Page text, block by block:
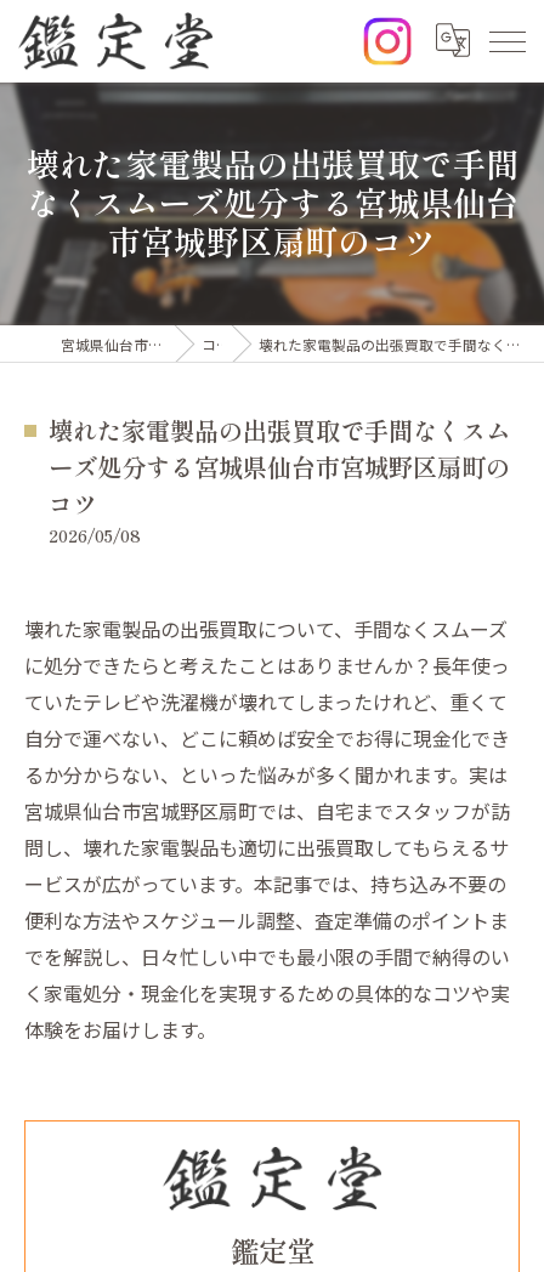
壊れた家電製品の出張買取で手間
なくスムーズ処分する宮城県仙台
市宮城野区扇町のコツ
宮城県仙台市の出張買取なら鑑定堂 コラム 壊れた家電製品の出張買取で手間なくスムーズ処分する宮城県仙台市宮城野区扇町のコツ
壊れた家電製品の出張買取で手間なくスム
ーズ処分する宮城県仙台市宮城野区扇町の
コツ
2026/05/08
壊れた家電製品の出張買取について、手間なくスムーズ
に処分できたらと考えたことはありませんか？長年使っ
ていたテレビや洗濯機が壊れてしまったけれど、重くて
自分で運べない、どこに頼めば安全でお得に現金化でき
るか分からない、といった悩みが多く聞かれます。実は
宮城県仙台市宮城野区扇町では、自宅までスタッフが訪
問し、壊れた家電製品も適切に出張買取してもらえるサ
ービスが広がっています。本記事では、持ち込み不要の
便利な方法やスケジュール調整、査定準備のポイントま
でを解説し、日々忙しい中でも最小限の手間で納得のい
く家電処分・現金化を実現するための具体的なコツや実
体験をお届けします。
鑑定堂